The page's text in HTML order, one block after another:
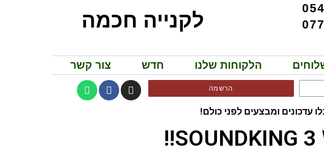
לקנייה חכמה
הלקוחות שלנו חדש צור קשר
הרשמה
עדכונים ומבצעים לפני כולם!